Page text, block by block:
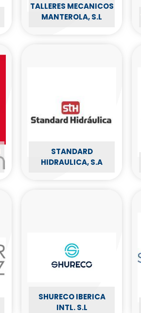
TALLERES MECANICOS
MANTEROLA, S.L
STANDARD
HIDRAULICA, S.A
SHURECO IBERICA
INTL. S.L